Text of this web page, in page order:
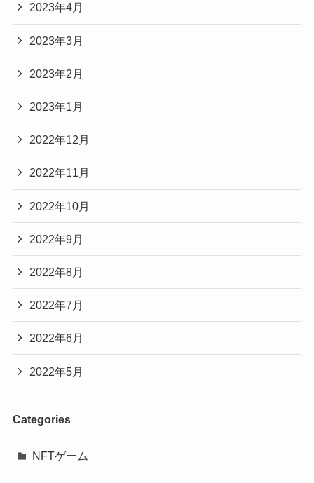
2023年4月
2023年3月
2023年2月
2023年1月
2022年12月
2022年11月
2022年10月
2022年9月
2022年8月
2022年7月
2022年6月
2022年5月
Categories
NFTゲーム